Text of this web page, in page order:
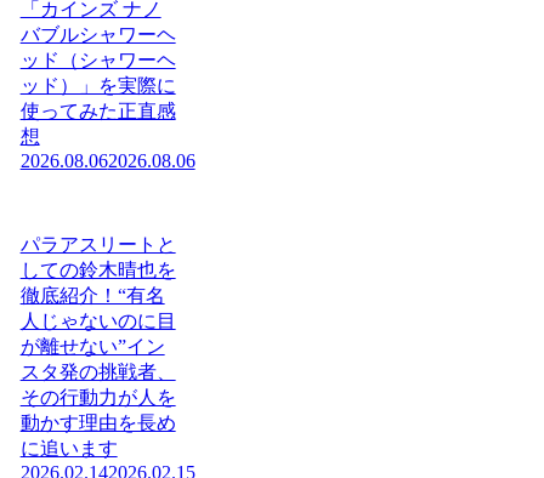
「カインズ ナノ
バブルシャワーヘ
ッド（シャワーヘ
ッド）」を実際に
使ってみた正直感
想
2026.08.062026.08.06
パラアスリートと
しての鈴木晴也を
徹底紹介！“有名
人じゃないのに目
が離せない”イン
スタ発の挑戦者、
その行動力が人を
動かす理由を長め
に追います
2026.02.142026.02.15